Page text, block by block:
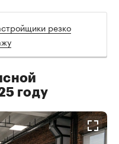
резко
году